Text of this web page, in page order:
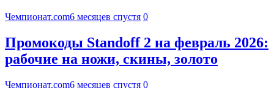
Чемпионат.com6 месяцев спустя 0
Промокоды Standoff 2 на февраль 2026:
рабочие на ножи, скины, золото
Чемпионат.com6 месяцев спустя 0